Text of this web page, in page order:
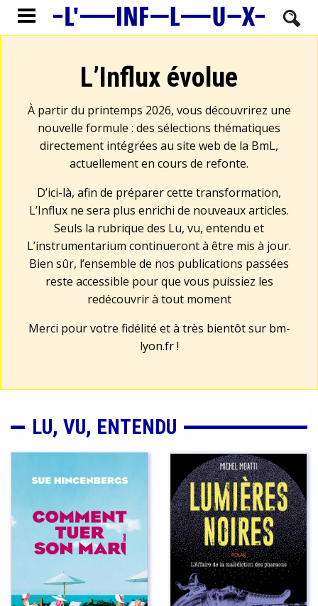
L’Influx évolue
À partir du printemps 2026, vous découvrirez une
nouvelle formule : des sélections thématiques
directement intégrées au site web de la BmL,
actuellement en cours de refonte.
D’ici-là, afin de préparer cette transformation,
L’Influx ne sera plus enrichi de nouveaux articles.
Seuls la rubrique des Lu, vu, entendu et
L’instrumentarium continueront à être mis à jour.
Bien sûr, l’ensemble de nos publications passées
reste accessible pour que vous puissiez les
redécouvrir à tout moment
Merci pour votre fidélité et à très bientôt sur bm-
lyon.fr!
LU, VU, ENTENDU